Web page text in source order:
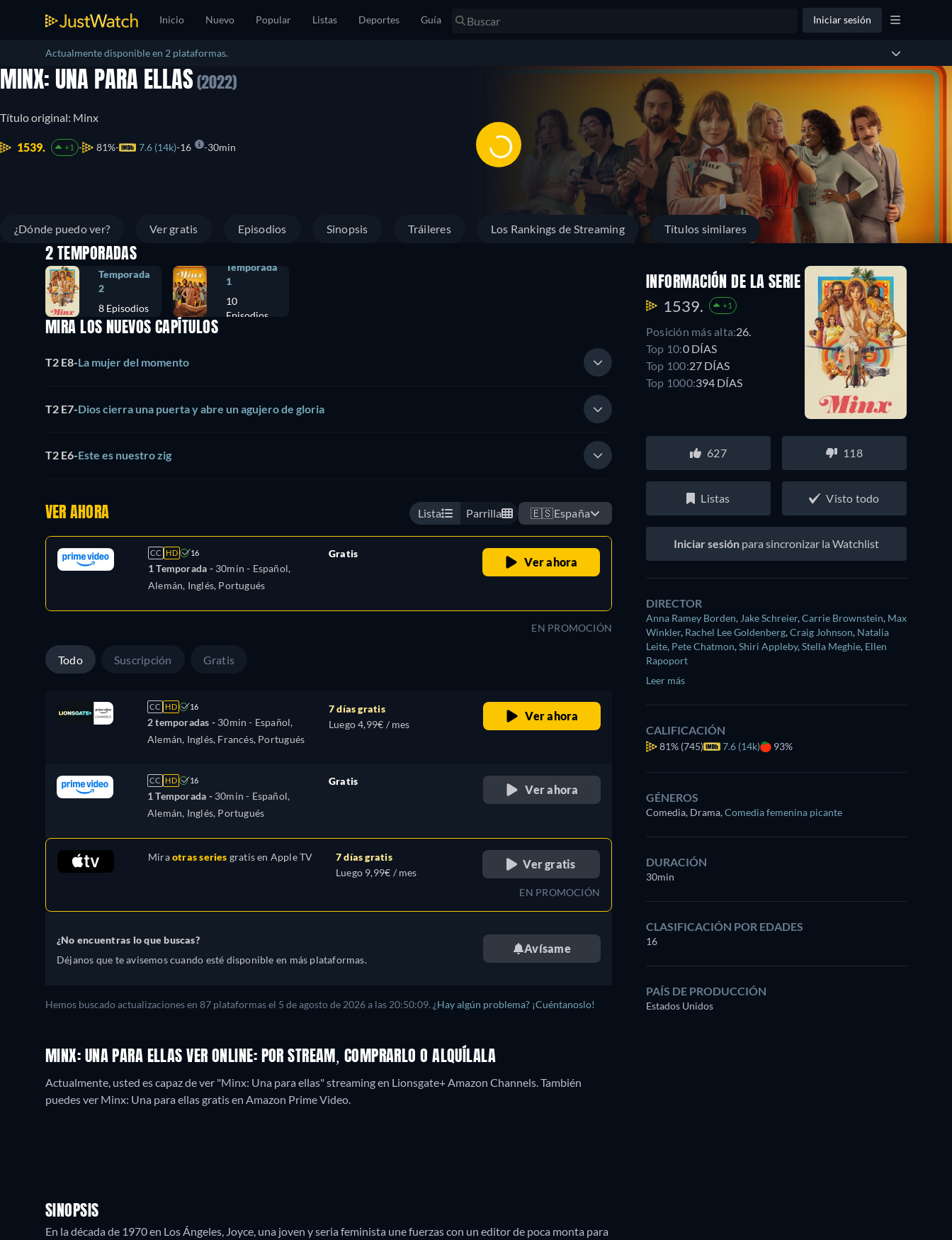
Inicio Nuevo Popular Listas Deportes Guía Iniciar sesión
Actualmente disponible en 2 plataformas.
MINX: UNA PARA ELLAS (2022)
Título original: Minx
1539. +1 81% 7.6 (14k) 16 30min
¿Dónde puedo ver? Ver gratis Episodios Sinopsis Tráileres Los Rankings de Streaming Títulos similares
2 TEMPORADAS
Temporada
2
8 Episodios
Temporada
1
10
Episodios
MIRA LOS NUEVOS CAPÍTULOS
T2 E8-La mujer del momento
T2 E7-Dios cierra una puerta y abre un agujero de gloria
T2 E6-Este es nuestro zig
VER AHORA Lista Parrilla 🇪🇸España
CC HD 16
1 Temporada - 30min - Español,
Alemán, Inglés, Portugués
Gratis
Ver ahora
EN PROMOCIÓN
Todo Suscripción Gratis
CC HD 16
2 temporadas - 30min - Español,
Alemán, Inglés, Francés, Portugués
7 días gratis
Luego 4,99€ / mes
Ver ahora
CC HD 16
1 Temporada - 30min - Español,
Alemán, Inglés, Portugués
Gratis
Ver ahora
Miraotras series gratis en Apple TV
7 días gratis
Luego 9,99€ / mes
Ver gratis
EN PROMOCIÓN
¿No encuentras lo que buscas?
Déjanos que te avisemos cuando esté disponible en más plataformas.
Avísame
Hemos buscado actualizaciones en 87 plataformas el 5 de agosto de 2026a las 20:50:09. ¿Hay algún problema? ¡Cuéntanoslo!
MINX: UNA PARA ELLAS VER ONLINE: POR STREAM, COMPRARLO O ALQUÍLALA
Actualmente, usted es capaz de ver "Minx: Una para ellas" streaming en Lionsgate+ Amazon Channels. También
puedes ver Minx: Una para ellas gratis en Amazon Prime Video.
SINOPSIS
En la década de 1970 en Los Ángeles, Joyce, una joven y seria feminista une fuerzas con un editor de poca monta para
INFORMACIÓN DE LA SERIE
1539. +1
Posición más alta:26.
Top 10:0 DÍAS
Top 100:27 DÍAS
Top 1000:394 DÍAS
627 118
Listas Visto todo
Iniciar sesión para sincronizar la Watchlist
DIRECTOR
Anna Ramey Borden, Jake Schreier,Carrie Brownstein, Max
Winkler, Rachel Lee Goldenberg,Craig Johnson, Natalia
Leite, Pete Chatmon,Shiri Appleby,Stella Meghie, Ellen
Rapoport
Leer más
CALIFICACIÓN
81% (745) 7.6 (14k) 93%
GÉNEROS
Comedia, Drama,Comedia femenina picante
DURACIÓN
30min
CLASIFICACIÓN POR EDADES
16
PAÍS DE PRODUCCIÓN
Estados Unidos